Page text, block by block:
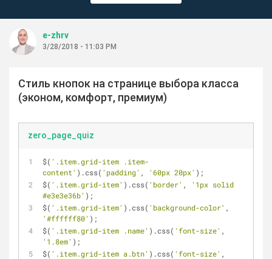
e-zhrv
3/28/2018 - 11:03 PM
Стиль кнопок на странице выбора класса
(эконом, комфорт, премиум)
zero_page_quiz
$( '.item.grid-item .item-
content' ).css( 'padding' , '60px 20px' );
$( '.item.grid-item' ).css( 'border' ,
'1px solid
#e3e3e36b' );
$( '.item.grid-item' ).css( 'background-color'
'#ffffff80' );
$( '.item.grid-item .name' ).css( 'font-size'
'1.8em' );
$( '.item.grid-item a.btn' ).css( 'font-size'